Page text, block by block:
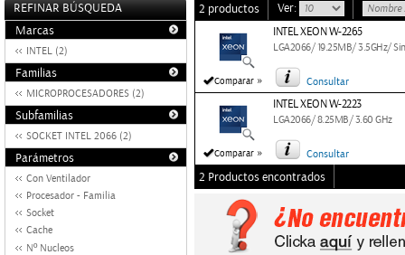
REFINAR BÚSQUEDA
Marcas
INTEL (2)
Familias
MICROPROCESADORES (2)
Subfamilias
SOCKET INTEL 2066 (2)
Parámetros
Con Ventilador
Procesador - Familia
Socket
Cache
Nº Nucleos
2 productos Ver:
Comparar »
INTEL XEON W-2265
LGA2066/ 19.25MB/ 3.5GHz/
Consultar
Comparar »
INTEL XEON W-2223
LGA2066/ 8.25MB/ 3.60 GHz
Consultar
2 Productos encontrados